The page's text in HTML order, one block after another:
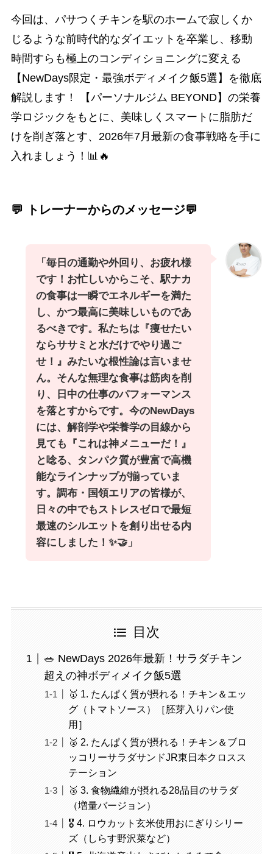
今回は、パサつくチキンを駅のホームで寂しくか
じるような前時代的なダイエットを卒業し、移動
時間すらも極上のコンディショニングに変える
【NewDays限定・最強ボディメイク飯5選】を徹底
解説します！ 【パーソナルジム BEYOND】の栄養
学ロジックをもとに、美味しくスマートに脂肪だ
けを削ぎ落とす、2026年7月最新の食事戦略を手に
入れましょう！📊🔥
💬 トレーナーからのメッセージ💬
「毎日の通勤や外回り、お疲れ様
です！お忙しいからこそ、駅ナカ
の食事は一瞬でエネルギーを満た
し、かつ最高に美味しいものであ
るべきです。私たちは『痩せたい
ならササミと水だけでやり過ご
せ！』 みたいな根性論は言いませ
ん。そんな無理な食事は筋肉を削
り、日中の仕事のパフォーマンス
を落とすからです。今のNewDays
には、解剖学や栄養学の目線から
見ても『これは神メニューだ！』
と唸る、タンパク質が豊富で高機
能なラインナップが揃っていま
す。調布・国領エリアの皆様が、
日々の中でもストレスゼロで最短
最速のシルエットを創り出せる内
容にしました！✨🤝」
目次
🥗 NewDays 2026年最新！サラダチキン
超えの神ボディメイク飯5選
🥇 1. たんぱく質が摂れる！チキン＆エッ
グ（トマトソース）［胚芽入りパン使
用］
🥈 2. たんぱく質が摂れる！チキン＆ブロ
ッコリーサラダサンドJR東日本クロスス
テーション
🥉 3. 食物繊維が摂れる28品目のサラダ
（増量バージョン）
🎖️ 4. ロウカット玄米使用おにぎりシリー
ズ（しらす野沢菜など）